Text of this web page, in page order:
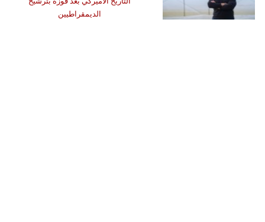
الديمقراطيين